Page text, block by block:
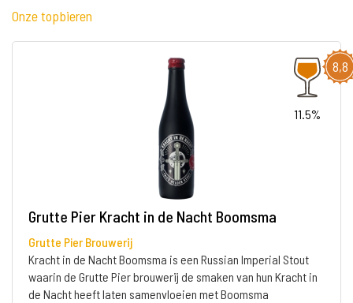
Onze topbieren
8,8
11.5%
Grutte Pier Kracht in de Nacht Boomsma
Grutte Pier Brouwerij
Kracht in de Nacht Boomsma is een Russian Imperial Stout
waarin de Grutte Pier brouwerij de smaken van hun Kracht in
de Nacht heeft laten samenvloeien met Boomsma